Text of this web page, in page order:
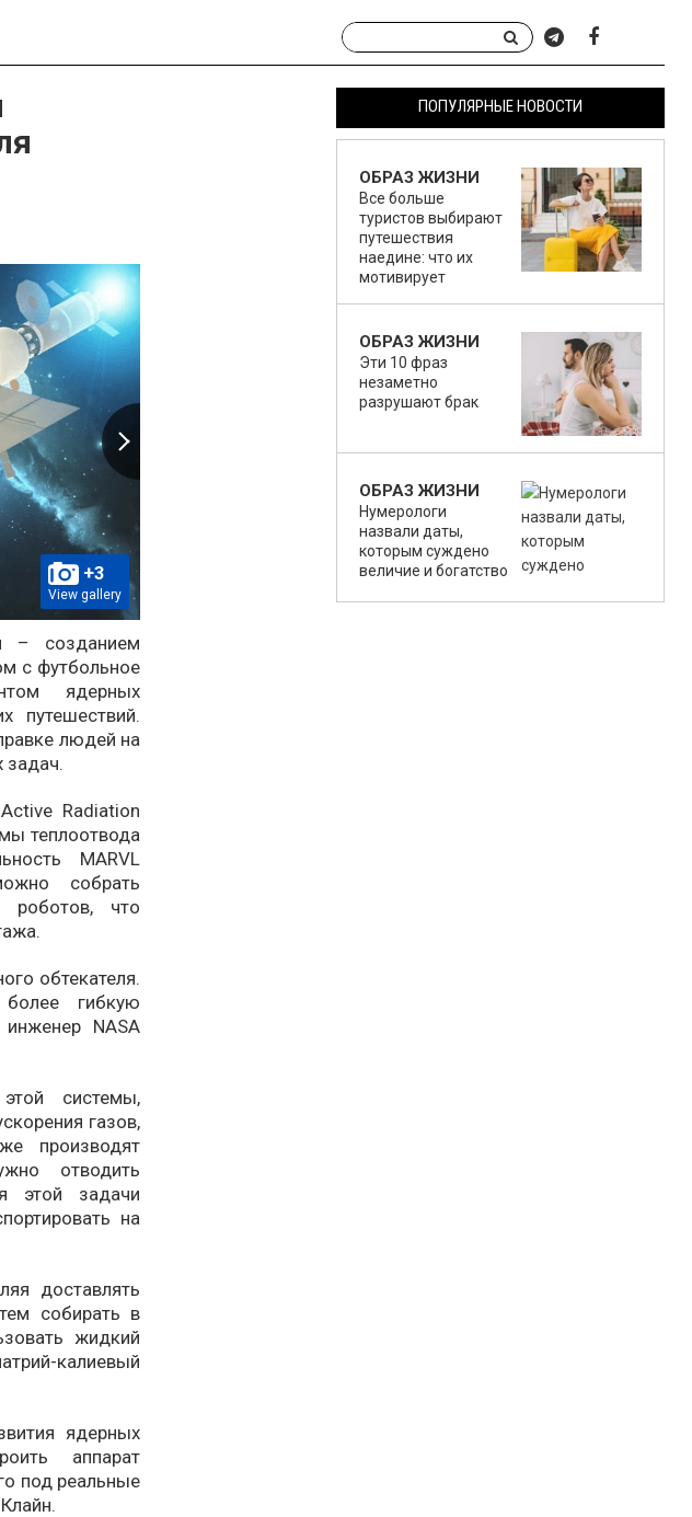
+3
View gallery
– созданием
с футбольное
ядерных
путешествий.
людей на
задач.
Radiation
теплоотвода
MARVL
собрать
что
обтекателя.
гибкую
NASA
системы,
газов,
производят
отводить
этой задачи
на
доставлять
собирать в
жидкий
калиевый
ядерных
аппарат
под реальные
ПОПУЛЯРНЫЕ НОВОСТИ
ОБРАЗ ЖИЗНИ
Все больше
туристов выбирают
путешествия
наедине: что их
мотивирует
ОБРАЗ ЖИЗНИ
Эти 10 фраз
незаметно
разрушают брак
ОБРАЗ ЖИЗНИ
Нумерологи
назвали даты,
которым суждено
величие и богатство